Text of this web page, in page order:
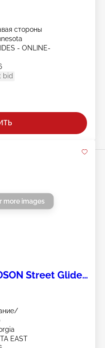
стороны
- ONLINE-
bid
more images
Street Glide
EAST